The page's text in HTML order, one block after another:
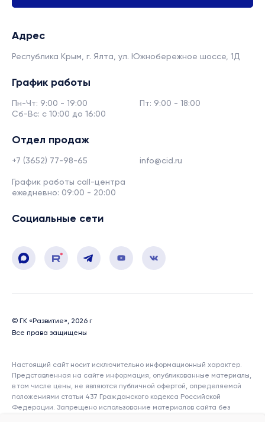
Адрес
Республика Крым, г. Ялта, ул. Южнобережное шоссе, 1Д
График работы
Пн-Чт: 9:00 - 19:00
Пт: 9:00 - 18:00
Сб-Вс: с 10:00 до 16:00
Отдел продаж
+7 (3652) 77-98-65 info@cid.ru
График работы call-центра
ежедневно: 09:00 - 20:00
Социальные сети
© ГК «Развитие», 2026 г
Все права защищены
Настоящий сайт носит исключительно информационный характер.
Представленная на сайте информация, опубликованные материалы,
в том числе цены, не являются публичной офертой, определяемой
положениями статьи 437 Гражданского кодекса Российской
Федерации. Запрещено использование материалов сайта без